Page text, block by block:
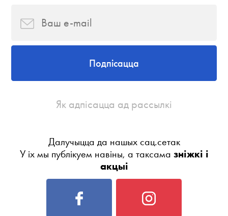
Подпісацца
Як адпісацца ад рассылкі
Далучыцца да нашых сац.сетак
У іх мы публікуем навіны, а таксама зніжкі і
акцыі